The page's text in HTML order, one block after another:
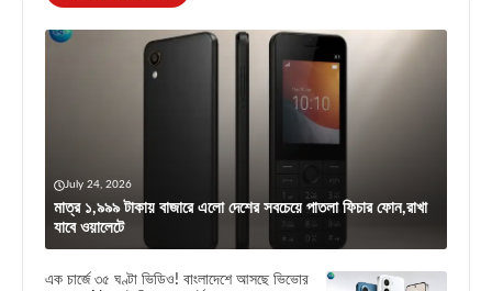
July 24, 2026
মাত্র ১,৯৯৯ টাকায় বাজারে এলো দেশের সবচেয়ে পাতলা ফিচার ফোন,রাখা
যাবে ওয়ালেটে
এক চার্জে ৩৫ ঘণ্টা ভিডিও! বাংলাদেশে আসছে ভিভোর